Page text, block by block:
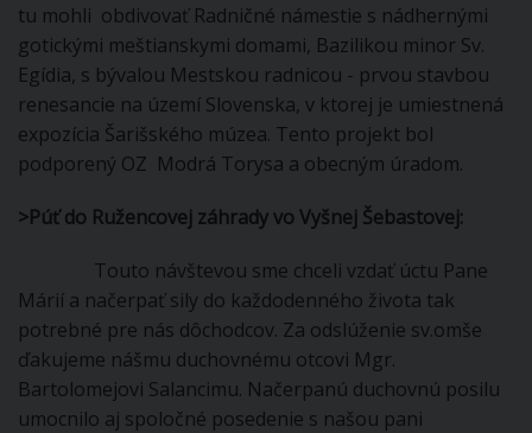
tu mohli obdivovať Radničné námestie s nádhernými
gotickými meštianskymi domami, Bazilikou minor Sv.
Egídia, s bývalou Mestskou radnicou - prvou stavbou
renesancie na území Slovenska, v ktorej je umiestnená
expozícia Šarišského múzea. Tento projekt bol
podporený OZ Modrá Torysa a obecným úradom.
>Púť do Ružencovej záhrady vo Vyšnej Šebastovej:
Touto návštevou sme chceli vzdať úctu Pane
Márií a načerpať sily do každodenného života tak
potrebné pre nás dôchodcov. Za odslúženie sv.omše
ďakujeme nášmu duchovnému otcovi Mgr.
Bartolomejovi Salancimu. Načerpanú duchovnú posilu
umocnilo aj spoločné posedenie s našou pani